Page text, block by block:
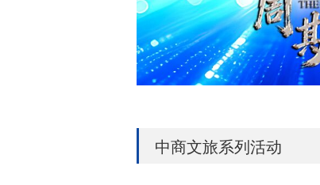
中商文旅系列活动